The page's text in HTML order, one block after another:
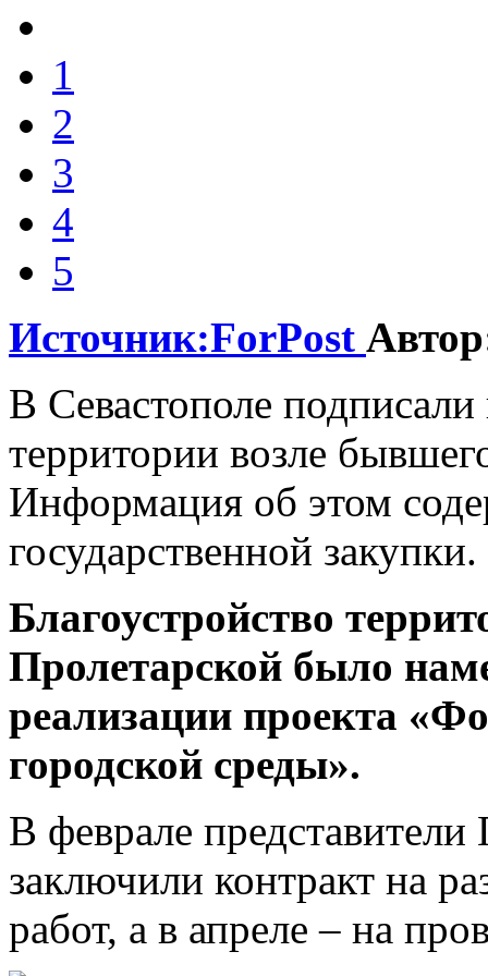
1
2
3
4
5
Источник:ForPost
В Севастополе подписали
территории возле
Информация об этом
государственной закупки.
Благоустройство
Пролетарской было
реализации проекта
городской среды».
В феврале
заключили контракт на
работ, а в апреле – на